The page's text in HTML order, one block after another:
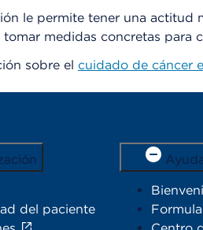
le permite tener una actitud
medidas concretas para
sobre el cuidado de cáncer
del paciente